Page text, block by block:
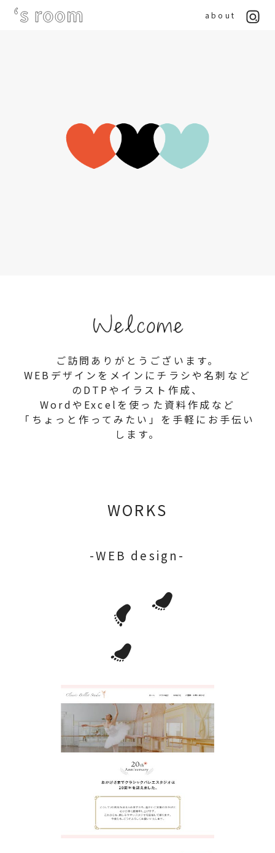
about
ご訪問ありがとうございます。
WEBデザインをメインにチラシや名刺など
のDTPやイラスト作成、
WordやExcelを使った資料作成など
「ちょっと作ってみたい」を手軽にお手伝い
します。
WORKS
-WEB design-